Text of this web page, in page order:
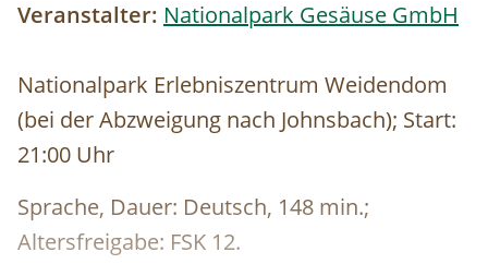
Veranstalter: Nationalpark Gesäuse GmbH
Nationalpark Erlebniszentrum Weidendom
(bei der Abzweigung nach Johnsbach); Start:
21:00 Uhr
Sprache, Dauer: Deutsch, 148 min.;
Altersfreigabe: FSK 12.